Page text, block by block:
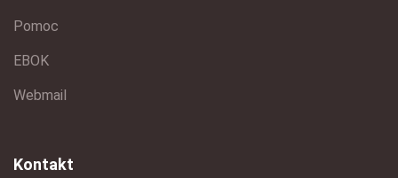
Pomoc
EBOK
Webmail
Kontakt